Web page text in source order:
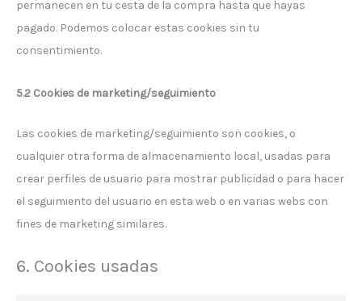
permanecen en tu cesta de la compra hasta que hayas
pagado. Podemos colocar estas cookies sin tu
consentimiento.
5.2 Cookies de marketing/seguimiento
Las cookies de marketing/seguimiento son cookies, o
cualquier otra forma de almacenamiento local, usadas para
crear perfiles de usuario para mostrar publicidad o para hacer
el seguimiento del usuario en esta web o en varias webs con
fines de marketing similares.
6. Cookies usadas